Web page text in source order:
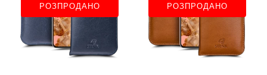
РОЗПРОДАНО РОЗПРОДАНО